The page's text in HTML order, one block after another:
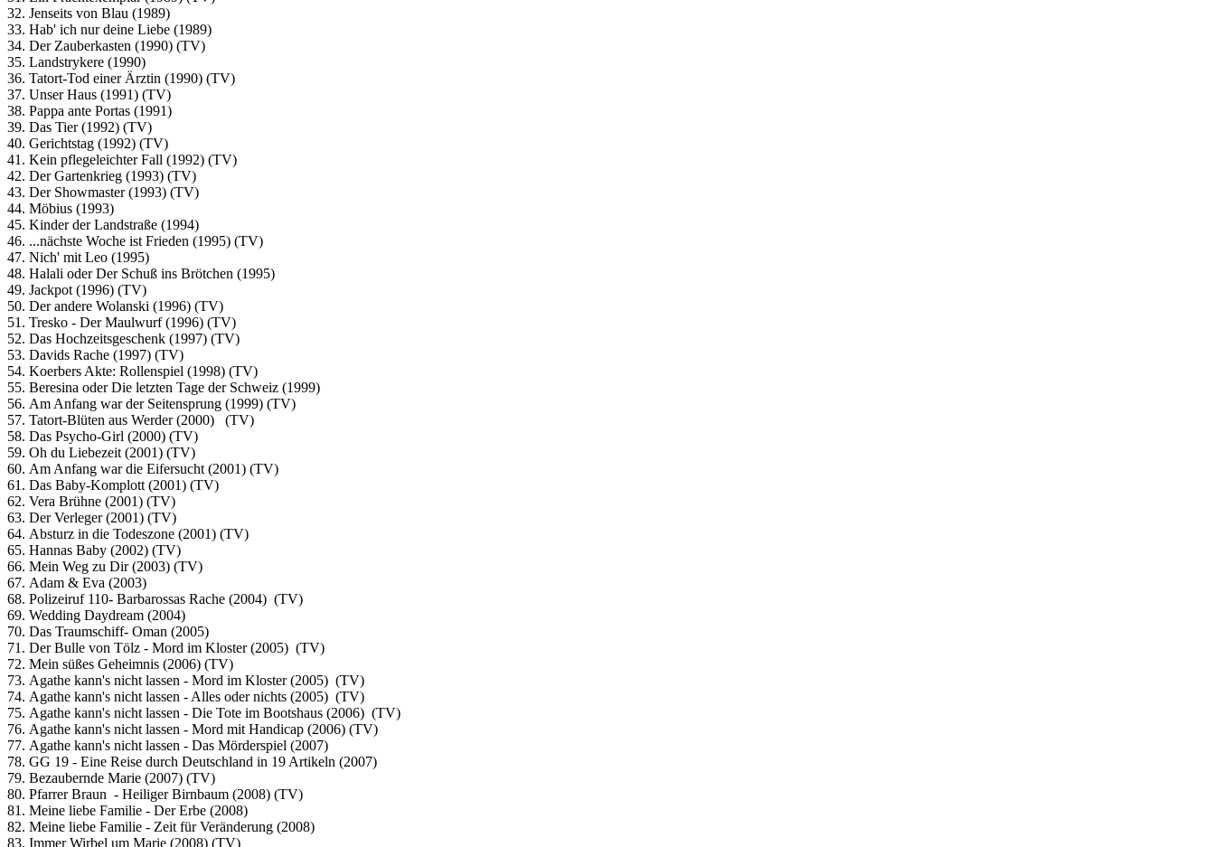
32. Jenseits von Blau (1989)
33. Hab' ich nur deine Liebe (1989)
34. Der Zauberkasten (1990) (TV)
35. Landstrykere (1990)
36. Tatort-Tod einer Ärztin (1990) (TV)
37. Unser Haus (1991) (TV)
38. Pappa ante Portas (1991)
39. Das Tier (1992) (TV)
40. Gerichtstag (1992) (TV)
41. Kein pflegeleichter Fall (1992) (TV)
42. Der Gartenkrieg (1993) (TV)
43. Der Showmaster (1993) (TV)
44. Möbius (1993)
45. Kinder der Landstraße (1994)
46. ...nächste Woche ist Frieden (1995) (TV)
47. Nich' mit Leo (1995)
48. Halali oder Der Schuß ins Brötchen (1995)
49. Jackpot (1996) (TV)
50. Der andere Wolanski (1996) (TV)
51. Tresko - Der Maulwurf (1996) (TV)
52. Das Hochzeitsgeschenk (1997) (TV)
53. Davids Rache (1997) (TV)
54. Koerbers Akte: Rollenspiel (1998) (TV)
55. Beresina oder Die letzten Tage der Schweiz (1999)
56. Am Anfang war der Seitensprung (1999) (TV)
57. Tatort-Blüten aus Werder (2000) (TV)
58. Das Psycho-Girl (2000) (TV)
59. Oh du Liebezeit (2001) (TV)
60. Am Anfang war die Eifersucht (2001) (TV)
61. Das Baby-Komplott (2001) (TV)
62. Vera Brühne (2001) (TV)
63. Der Verleger (2001) (TV)
64. Absturz in die Todeszone (2001) (TV)
65. Hannas Baby (2002) (TV)
66. Mein Weg zu Dir (2003) (TV)
67. Adam & Eva (2003)
68. Polizeiruf 110- Barbarossas Rache (2004) (TV)
69. Wedding Daydream (2004)
70. Das Traumschiff- Oman (2005)
71. Der Bulle von Tölz - Mord im Kloster (2005) (TV)
72. Mein süßes Geheimnis (2006) (TV)
73. Agathe kann's nicht lassen - Mord im Kloster (2005) (TV)
74. Agathe kann's nicht lassen - Alles oder nichts (2005) (TV)
75. Agathe kann's nicht lassen - Die Tote im Bootshaus (2006) (TV)
76. Agathe kann's nicht lassen - Mord mit Handicap (2006) (TV)
77. Agathe kann's nicht lassen - Das Mörderspiel (2007)
78. GG 19 - Eine Reise durch Deutschland in 19 Artikeln (2007)
79. Bezaubernde Marie (2007) (TV)
80. Pfarrer Braun - Heiliger Birnbaum (2008) (TV)
81. Meine liebe Familie - Der Erbe (2008)
82. Meine liebe Familie - Zeit für Veränderung (2008)
83. Immer Wirbel um Marie (2008) (TV)